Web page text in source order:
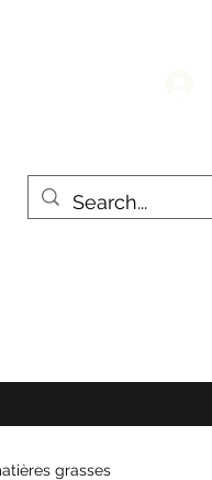
grasses